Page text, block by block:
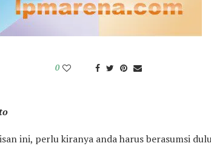
0
ini, perlu kiranya anda harus berasumsi